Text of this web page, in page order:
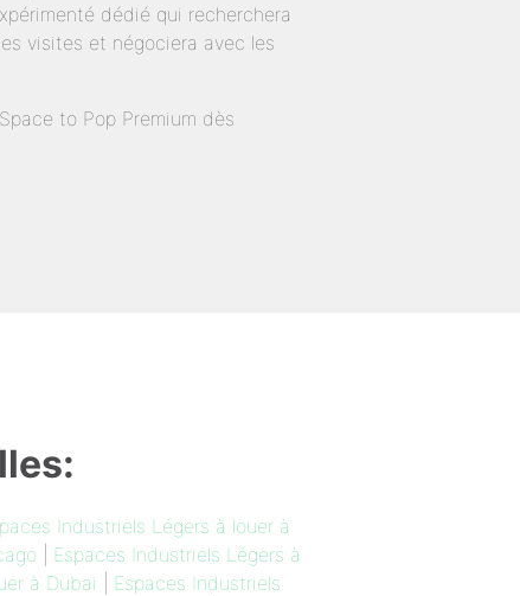
dédié qui recherchera
visites et négociera avec les
to Pop Premium dès
Industriels Légers à louer à
| Espaces Industriels Légers à
à Dubai
Espaces Industriels